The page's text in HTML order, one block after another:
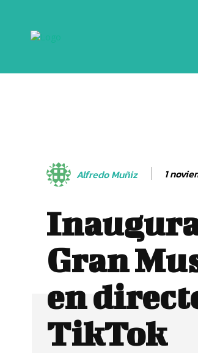
Alfredo Muñiz 1
Gran
en
TikTok